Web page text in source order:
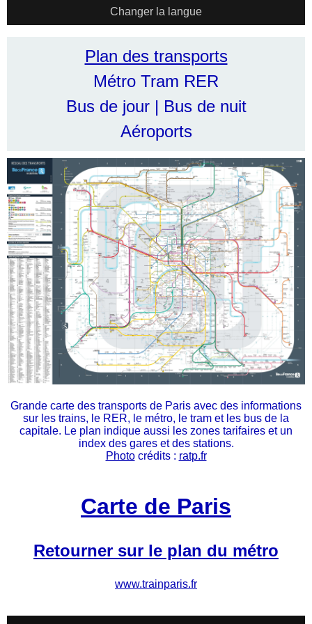
Changer la langue
Plan des transports
Métro Tram RER
Bus de jour| Bus de nuit
Aéroports
Grande carte des transports de Paris avec des informations
sur les trains, le RER, le métro, le tram et les bus de la
capitale. Le plan indique aussi les zones tarifaires et un
index des gares et des stations.
Photocrédits : ratp.fr
Carte de Paris
Retourner sur le plan du métro
www.trainparis.fr